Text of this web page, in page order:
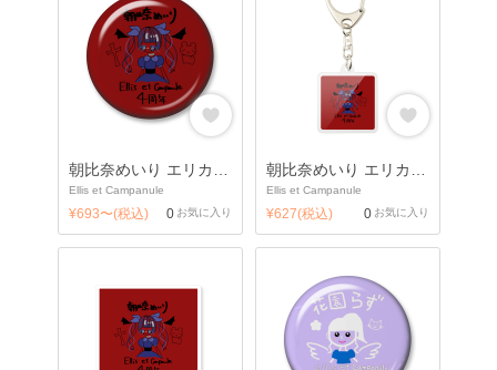
Ellis et Campanule
¥693〜(税込) 0 お気に入り
Ellis et Campanule
¥627(税込) 0 お気に入り